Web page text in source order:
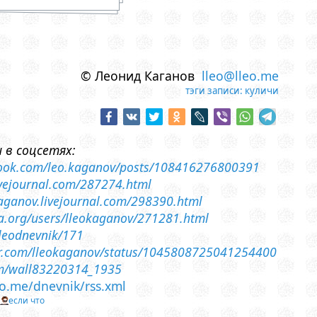
© Леонид Каганов lleo@lleo.me
тэги записи: куличи
в соцсетях:
leo.kaganov/posts/108416276800391
287274.html
298390.html
users/lleokaganov/271281.html
171
lleokaganov/status/1045808725041254400
wall83220314_1935
dnevnik/rss.xml
если что